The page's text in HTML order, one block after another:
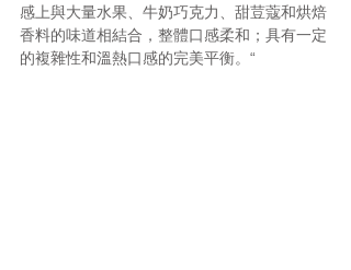
感上與大量水果、牛奶巧克力、甜荳蔻和烘焙
香料的味道相結合，整體口感柔和；具有一定
的複雜性和溫熱口感的完美平衡。“